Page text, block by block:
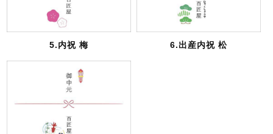
5.内祝 梅 6.出産内祝 松